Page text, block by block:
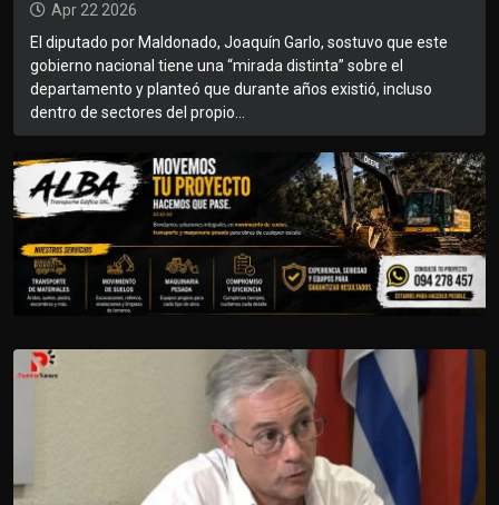
Apr 22 2026
El diputado por Maldonado, Joaquín Garlo, sostuvo que este
gobierno nacional tiene una “mirada distinta” sobre el
departamento y planteó que durante años existió, incluso
dentro de sectores del propio...